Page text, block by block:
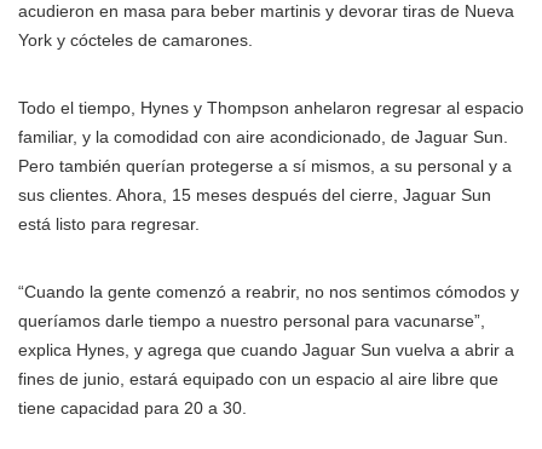
acudieron en masa para beber martinis y devorar tiras de Nueva
York y cócteles de camarones.
Todo el tiempo, Hynes y Thompson anhelaron regresar al espacio
familiar, y la comodidad con aire acondicionado, de Jaguar Sun.
Pero también querían protegerse a sí mismos, a su personal y a
sus clientes. Ahora, 15 meses después del cierre, Jaguar Sun
está listo para regresar.
“Cuando la gente comenzó a reabrir, no nos sentimos cómodos y
queríamos darle tiempo a nuestro personal para vacunarse”,
explica Hynes, y agrega que cuando Jaguar Sun vuelva a abrir a
fines de junio, estará equipado con un espacio al aire libre que
tiene capacidad para 20 a 30.